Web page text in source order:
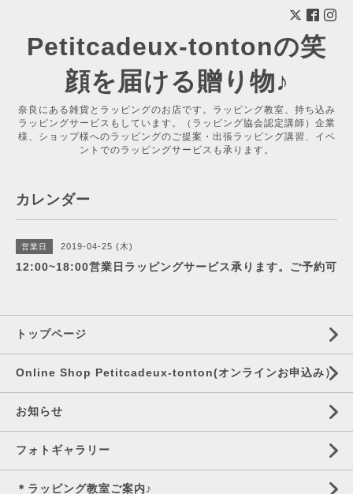
Petitcadeux-tontonの笑
顔を届ける贈り物♪
奈良にある雑貨とラッピングのお店です。ラッピング教室、持ち込み
ラッピングサービスもしています。（ラッピング協会認定講師）企業
様、ショップ様へのラッピングのご提案・出張ラッピング講習、イベ
ントでのラッピングサービスも承ります。
カレンダー
営業日 2019-04-25 (木)
12:00~18:00営業日ラッピングサービス承ります。ご予約可
トップページ
Online Shop Petitcadeux-tonton(オンラインお申込み）
お知らせ
フォトギャラリー
＊ラッピング教室ご案内♪